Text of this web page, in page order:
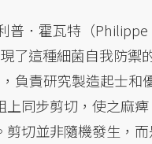
普．霍瓦特（
了這種細菌自我防
負責研究製造起士
同步剪切，使之麻
切並非隨機發生，